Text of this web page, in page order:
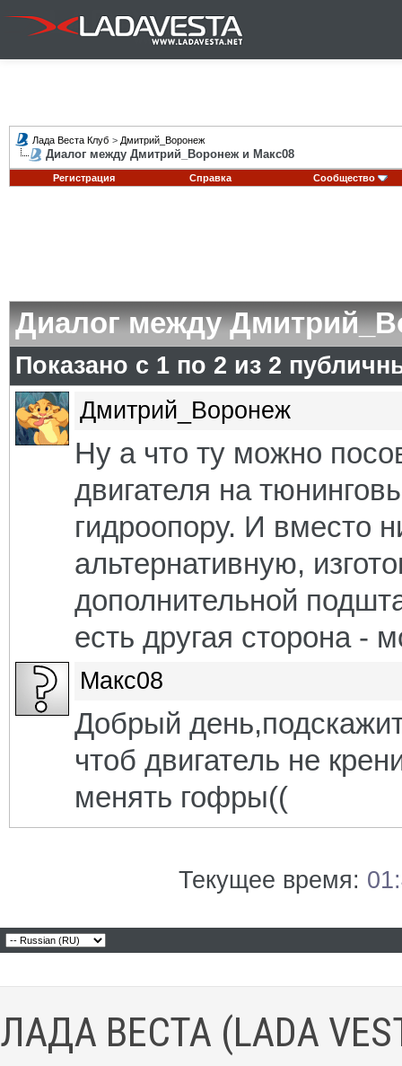
Лада Веста Клуб > Дмитрий_Воронеж
Диалог между Дмитрий_Воронеж и Макс08
Регистрация Справка Сообщество
Диалог между
Показано с 1 по 2 из 2
Дмитрий_Воронеж
Ну а что ту можно
двигателя на
гидроопору. И вместо
альтернативную,
дополнительной
есть другая сторона -
Макс08
Добрый
чтоб двигатель не
менять гофры((
Текущее время:
ЛАДА ВЕСТА (LADA